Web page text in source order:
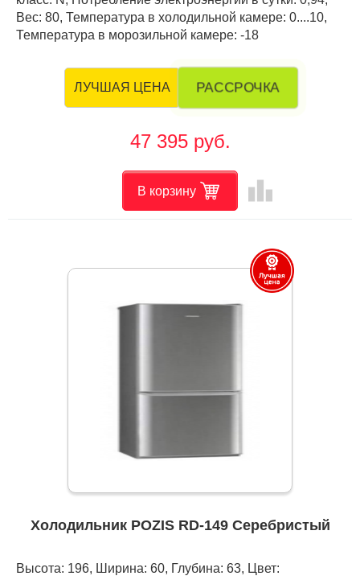
Вес: 80, Температура в холодильной камере: 0....10,
Температура в морозильной камере: -18
ЛУЧШАЯ ЦЕНА РАССРОЧКА
47 395 руб.
В корзину leaderboard
Холодильник POZIS RD-149 Серебристый
Высота: 196, Ширина: 60, Глубина: 63, Цвет: